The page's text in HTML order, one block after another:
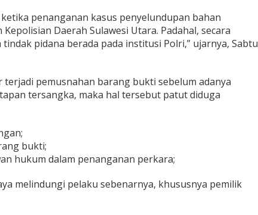
penanganan kasus penyelundupan bahan
Daerah Sulawesi Utara. Padahal, secara
pidana berada pada institusi Polri,” ujarnya, Sabtu
terjadi pemusnahan barang bukti sebelum adanya
tersangka, maka hal tersebut patut diduga
bukti;
hukum dalam penanganan perkara;
melindungi pelaku sebenarnya, khususnya pemilik